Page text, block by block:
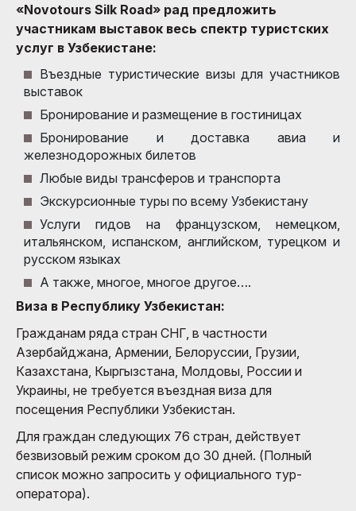
«Novotours Silk Road» рад предложить
участникам выставок весь спектр туристских
услуг в Узбекистане:
Въездные туристические визы для участников
выставок
Бронирование и размещение в гостиницах
Бронирование и доставка авиа и
железнодорожных билетов
Любые виды трансферов и транспорта
Экскурсионные туры по всему Узбекистану
Услуги гидов на французском, немецком,
итальянском, испанском, английском, турецком и
русском языках
А также, многое, многое другое….
Виза в Республику Узбекистан:
Гражданам ряда стран СНГ, в частности
Азербайджана, Армении, Белоруссии, Грузии,
Казахстана, Кыргызстана, Молдовы, России и
Украины, не требуется въездная виза для
посещения Республики Узбекистан.
Для граждан следующих 76 стран, действует
безвизовый режим сроком до 30 дней. (Полный
список можно запросить у официального тур-
оператора).